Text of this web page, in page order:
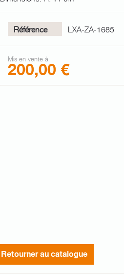
Référence LXA-ZA-1685
Mis en vente à
200,00 €
Retourner au catalogue